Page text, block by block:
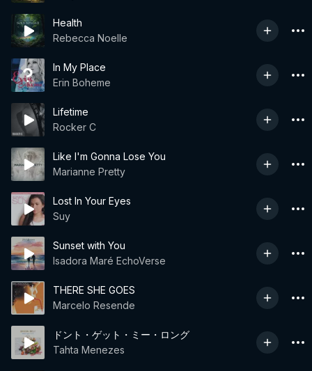
Health
Rebecca Noelle
In My Place
Erin Boheme
Lifetime
Rocker C
Like I'm Gonna Lose You
Marianne Pretty
Lost In Your Eyes
Suy
Sunset with You
Isadora Maré EchoVerse
THERE SHE GOES
Marcelo Resende
ドント・ゲット・ミー・ロング
Tahta Menezes